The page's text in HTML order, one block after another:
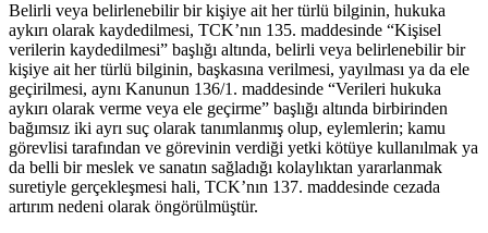
Belirli veya belirlenebilir bir kişiye ait her türlü bilginin, hukuka
aykırı olarak kaydedilmesi, TCK’nın 135. maddesinde “Kişisel
verilerin kaydedilmesi” başlığı altında, belirli veya belirlenebilir bir
kişiye ait her türlü bilginin, başkasına verilmesi, yayılması ya da ele
geçirilmesi, aynı Kanunun 136/1. maddesinde “Verileri hukuka
aykırı olarak verme veya ele geçirme” başlığı altında birbirinden
bağımsız iki ayrı suç olarak tanımlanmış olup, eylemlerin; kamu
görevlisi tarafından ve görevinin verdiği yetki kötüye kullanılmak ya
da belli bir meslek ve sanatın sağladığı kolaylıktan yararlanmak
suretiyle gerçekleşmesi hali, TCK’nın 137. maddesinde cezada
artırım nedeni olarak öngörülmüştür.